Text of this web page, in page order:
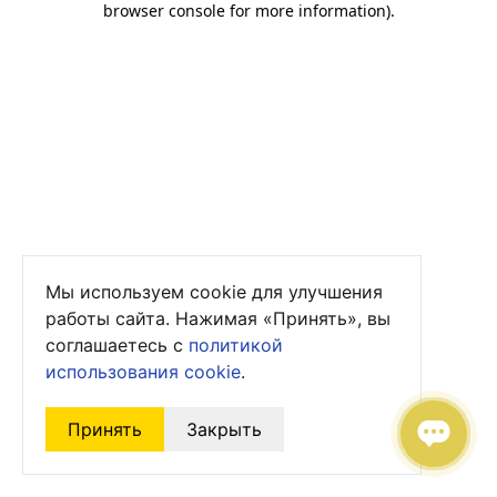
browser console for more information).
Мы используем cookie для улучшения
работы сайта. Нажимая «Принять», вы
соглашаетесь с политикой
использования cookie.
Принять Закрыть